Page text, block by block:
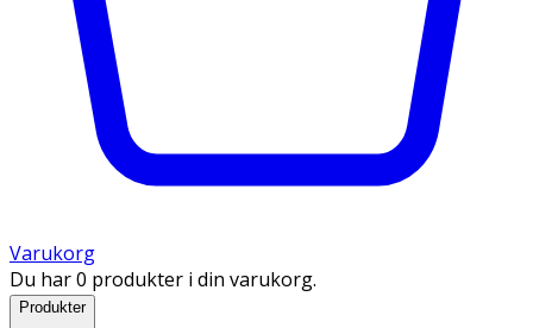
Varukorg
Du har 0 produkter i din varukorg.
Produkter